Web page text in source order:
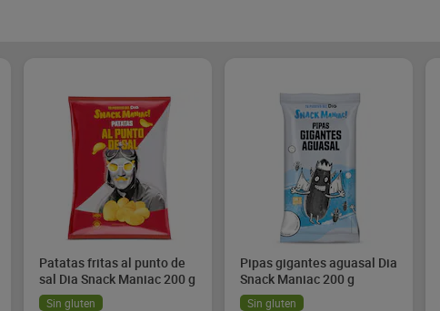
Patatas fritas al punto de
sal Dia Snack Maniac 200 g
Sin gluten
Pipas gigantes aguasal Dia
Snack Maniac 200 g
Sin gluten